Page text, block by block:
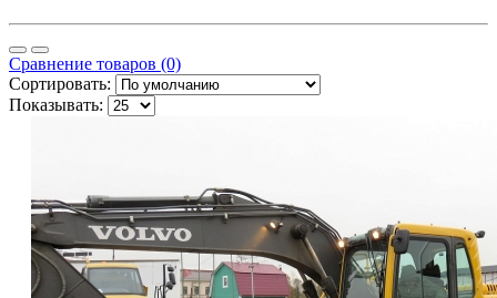
Сравнение товаров (0)
Сортировать:
Показывать: